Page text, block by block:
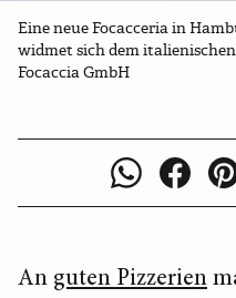
Eine neue Focacceria in
widmet sich dem
Focaccia GmbH
An guten Pizzerien